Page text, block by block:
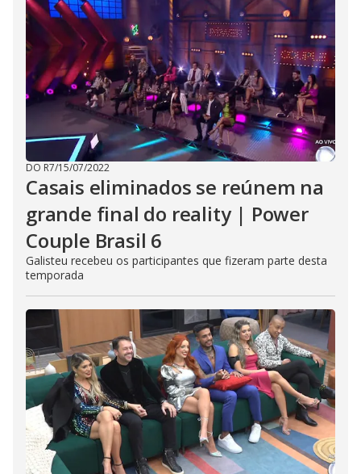
DO R7/15/07/2022
Casais eliminados se reúnem na
grande final do reality | Power
Couple Brasil 6
Galisteu recebeu os participantes que fizeram parte desta
temporada